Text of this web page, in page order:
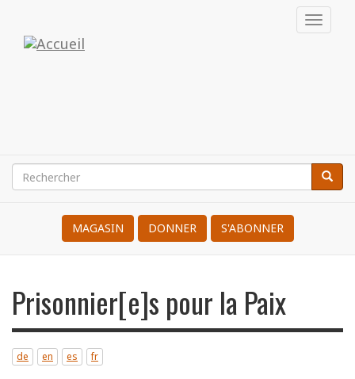
contenuInternationale
à
la
Guerre
Search
Rechercher
MAGASIN DONNER S'ABONNER
Prisonnier[e]s pour la Paix
de en es fr